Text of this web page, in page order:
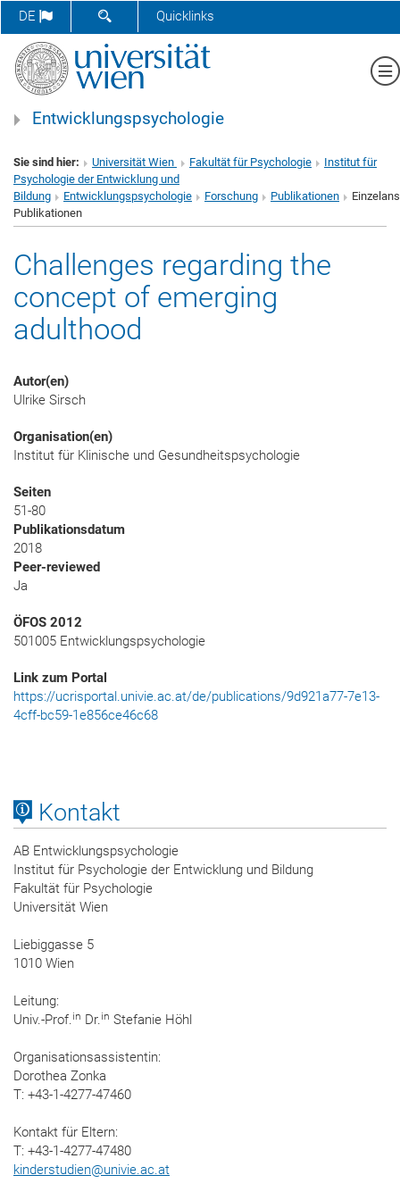
DE SUCHFORMULAR ÖFFNEN
Quicklinks
Entwicklungspsychologie
Sie sind hier: Universität Wien Fakultät für Psychologie
Institut für
Psychologie der Entwicklung und
Bildung
Entwicklungspsychologie Forschung Publikationen
Publikationen
Challenges regarding the
concept of emerging
adulthood
Autor(en)
Ulrike Sirsch
Organisation(en)
Institut für Klinische und Gesundheitspsychologie
Seiten
51-80
Publikationsdatum
2018
Peer-reviewed
Ja
ÖFOS 2012
501005 Entwicklungspsychologie
Link zum Portal
https://ucrisportal.univie.ac.at/de/publications/9d921a77-7e13-
4cff-bc59-1e856ce46c68
Kontakt
AB Entwicklungspsychologie
Institut für Psychologie der Entwicklung und Bildung
Fakultät für Psychologie
Universität Wien
Liebiggasse 5
1010 Wien
Leitung:
Univ.-Prof.in Dr.in Stefanie Höhl
Organisationsassistentin:
Dorothea Zonka
T: +43-1-4277-47460
Kontakt für Eltern:
T: +43-1-4277-47480
kinderstudien@univie.ac.at